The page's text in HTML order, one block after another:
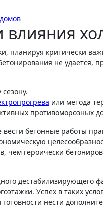
планируя критически
не удается,
или метода
противоморозных
вести бетонные работы
чем героически
дестабилизирующего
Успех в таких
нести